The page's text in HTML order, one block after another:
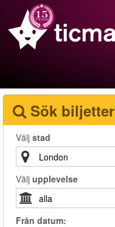
Sök biljetter
Välj stad
Välj upplevelse
Från datum: